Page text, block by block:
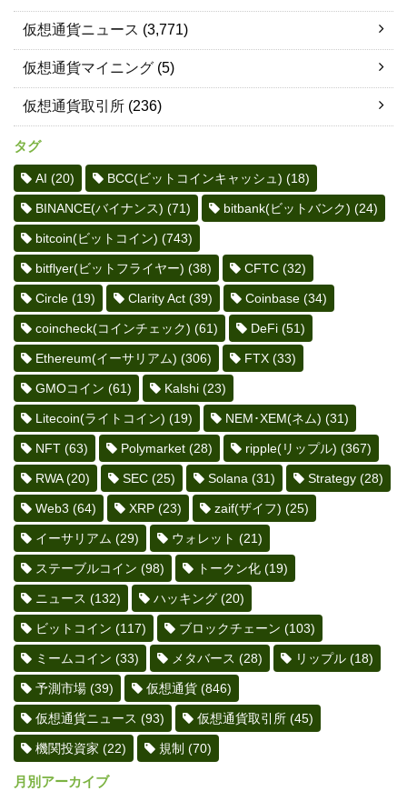
仮想通貨ニュース (3,771)
仮想通貨マイニング (5)
仮想通貨取引所 (236)
タグ
AI (20) BCC(ビットコインキャッシュ) (18)
BINANCE(バイナンス) (71) bitbank(ビットバンク) (24)
bitcoin(ビットコイン) (743)
bitflyer(ビットフライヤー) (38) CFTC (32)
Circle (19) Clarity Act (39) Coinbase (34)
coincheck(コインチェック) (61) DeFi (51)
Ethereum(イーサリアム) (306) FTX (33)
GMOコイン (61) Kalshi (23)
Litecoin(ライトコイン) (19) NEM･XEM(ネム) (31)
NFT (63) Polymarket (28) ripple(リップル) (367)
RWA(20) SEC (25) Solana (31) Strategy (28)
Web3 (64) XRP (23) zaif(ザイフ) (25)
イーサリアム (29) ウォレット (21)
ステーブルコイン (98) トークン化 (19)
ニュース (132) ハッキング (20)
ビットコイン (117) ブロックチェーン (103)
ミームコイン (33) メタバース (28) リップル (18)
予測市場 (39) 仮想通貨 (846)
仮想通貨ニュース (93) 仮想通貨取引所 (45)
機関投資家 (22) 規制 (70)
月別アーカイブ